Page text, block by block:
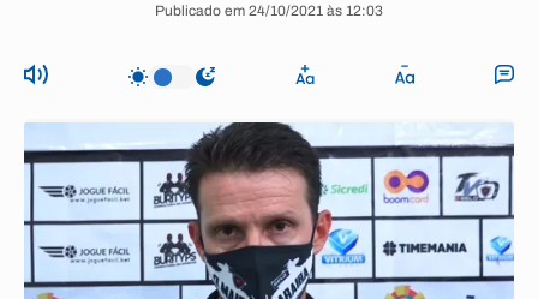
Publicado em 24/10/2021 às 12:03